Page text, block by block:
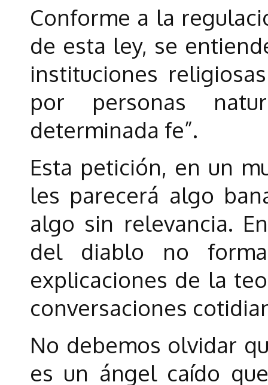
Conforme a la
de esta ley, se
instituciones
por personas
determinada fe”.
Esta petición, en un
les parecerá algo
algo sin relevancia.
del diablo no
explicaciones de la
conversaciones
No debemos olvidar
es un ángel caído